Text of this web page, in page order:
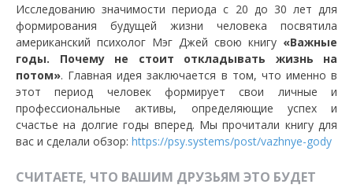
Исследованию значимости периода с 20 до 30 лет для
формирования будущей жизни человека посвятила
американский психолог Мэг Джей свою книгу «Важные
годы. Почему не стоит откладывать жизнь на
потом». Главная идея заключается в том, что именно в
этот период человек формирует свои личные и
профессиональные активы, определяющие успех и
счастье на долгие годы вперед. Мы прочитали книгу для
вас и сделали обзор: https://psy.systems/post/vazhnye-gody
СЧИТАЕТЕ, ЧТО ВАШИМ ДРУЗЬЯМ ЭТО БУДЕТ